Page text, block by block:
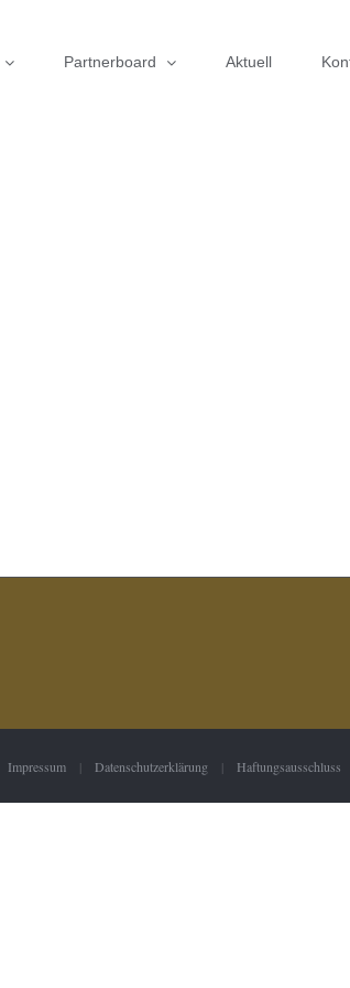
Partnerboard Aktuell
Impressum | Datenschutzerklärung | Haftungsausschluss